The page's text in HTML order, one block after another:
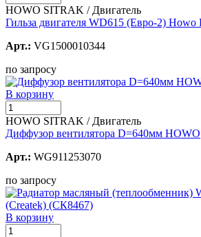
HOWO SITRAK / Двигатель
Гильза двигателя WD615 (Евро-2) Howo
Арт.: VG1500010344
по запросу
В корзину
HOWO SITRAK / Двигатель
Диффузор вентилятора D=640мм HOWO
Арт.: WG911253070
по запросу
В корзину